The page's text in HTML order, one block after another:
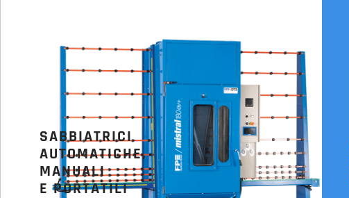
SABBIATRICI
AUTOMATICHE,
MANUALI
E PORTATILI